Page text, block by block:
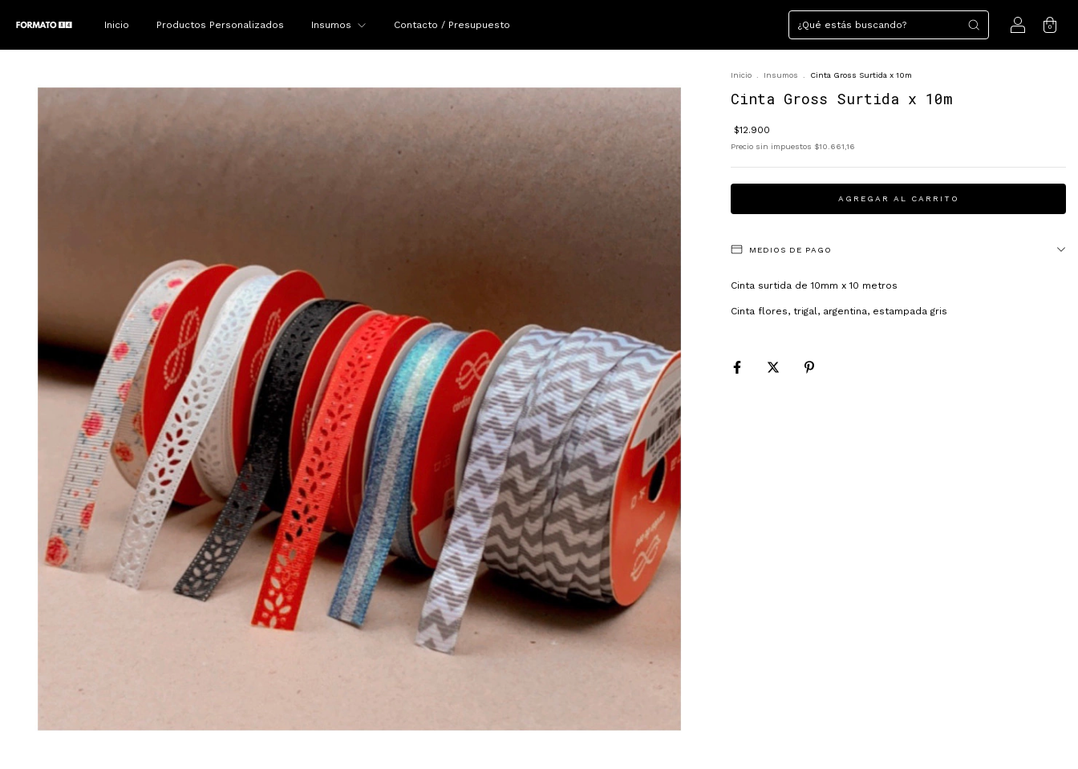
Inicio Productos Personalizados Insumos Contacto / Presupuesto 0
Inicio Insumos Cinta Gross Surtida x 10m
Cinta Gross Surtida x 10m
$12.900
Precio sin impuestos $10.661,16
MEDIOS DE PAGO
Cinta surtida de 10mm x 10 metros
Cinta flores, trigal, argentina, estampada gris